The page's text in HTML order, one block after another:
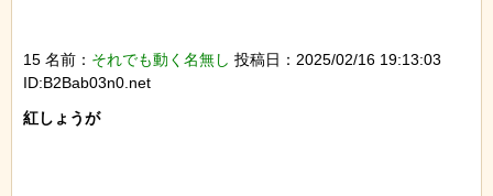
15 名前： それでも動く名無し 投稿日：2025/02/16 19:13:03
ID:B2Bab03n0.net
紅しょうが